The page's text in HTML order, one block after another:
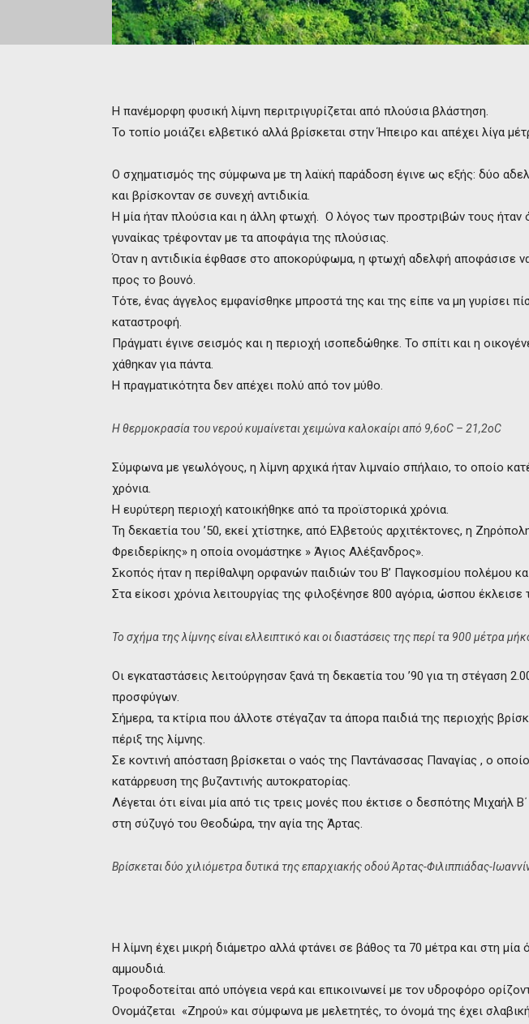
H πανέμορφη φυσική λίμνη περιτριγυρίζεται από πλούσια βλάστηση.
To τοπίο μοιάζει ελβετικό αλλά βρίσκεται στην Ήπειρο και απέχει λίγα
Ο σχηματισμός της σύμφωνα με τη λαϊκή παράδοση έγινε ως εξής: δύο
και βρίσκονταν σε συνεχή αντιδικία.
Η μία ήταν πλούσια και η άλλη φτωχή. Ο λόγος των προστριβών τους ήταν
γυναίκας τρέφονταν με τα αποφάγια της πλούσιας.
Όταν η αντιδικία έφθασε στο αποκορύφωμα, η φτωχή αδελφή αποφάσισε
προς το βουνό.
Τότε, ένας άγγελος εμφανίσθηκε μπροστά της και της είπε να μη γυρίσει
καταστροφή.
Πράγματι έγινε σεισμός και η περιοχή ισοπεδώθηκε. Το σπίτι και η
χάθηκαν για πάντα.
Η πραγματικότητα δεν απέχει πολύ από τον μύθο.
Η θερμοκρασία του νερού κυμαίνεται χειμώνα καλοκαίρι από 9,6οC – 21,2οC
Σύμφωνα με γεωλόγους, η λίμνη αρχικά ήταν λιμναίο σπήλαιο, το οποίο
χρόνια.
Η ευρύτερη περιοχή κατοικήθηκε από τα προϊστορικά χρόνια.
Τη δεκαετία του ’50, εκεί χτίστηκε, από Ελβετούς αρχιτέκτονες, η
Φρειδερίκης» η οποία ονομάστηκε » Άγιος Αλέξανδρος».
Σκοπός ήταν η περίθαλψη ορφανών παιδιών του Β’ Παγκοσμίου πολέμου
Στα είκοσι χρόνια λειτουργίας της φιλοξένησε 800 αγόρια, ώσπου έκλεισε
Το σχήμα της λίμνης είναι ελλειπτικό και οι διαστάσεις της περί τα 900 μέτρα
Οι εγκαταστάσεις λειτούργησαν ξανά τη δεκαετία του ’90 για τη στέγαση
προσφύγων.
Σήμερα, τα κτίρια που άλλοτε στέγαζαν τα άπορα παιδιά της περιοχής
πέριξ της λίμνης.
Σε κοντινή απόσταση βρίσκεται ο ναός της Παντάνασσας Παναγίας , ο
κατάρρευση της βυζαντινής αυτοκρατορίας.
Λέγεται ότι είναι μία από τις τρεις μονές που έκτισε ο δεσπότης Μιχαήλ
στη σύζυγό του Θεοδώρα, την αγία της Άρτας.
Βρίσκεται δύο χιλιόμετρα δυτικά της επαρχιακής οδού Άρτας-Φιλιππιάδας-
Η λίμνη έχει μικρή διάμετρο αλλά φτάνει σε βάθος τα 70 μέτρα και στη μία
αμμουδιά.
Τροφοδοτείται από υπόγεια νερά και επικοινωνεί με τον υδροφόρο
Ονομάζεται «Ζηρού» και σύμφωνα με μελετητές, το όνομά της έχει